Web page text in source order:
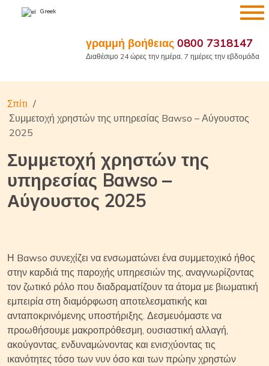
ΜετάβασηGreek
γραμμή βοήθειας 0800 7318147
Διαθέσιμο 24 ώρες την ημέρα, 7 ημέρες την εβδομάδα
Σπίτι
Συμμετοχή χρηστών της υπηρεσίας Bawso – Αύγουστος
2025
Συμμετοχή χρηστών της
υπηρεσίας Bawso –
Αύγουστος 2025
Η Bawso συνεχίζει να ενσωματώνει ένα συμμετοχικό ήθος
στην καρδιά της παροχής υπηρεσιών της, αναγνωρίζοντας
τον ζωτικό ρόλο που διαδραματίζουν τα άτομα με βιωματική
εμπειρία στη διαμόρφωση αποτελεσματικής και
ανταποκρινόμενης υποστήριξης. Δεσμευόμαστε να
προωθήσουμε μακροπρόθεσμη, ουσιαστική αλλαγή,
ακούγοντας, ενδυναμώνοντας και ενισχύοντας τις
ικανότητες τόσο των νυν όσο και των πρώην χρηστών